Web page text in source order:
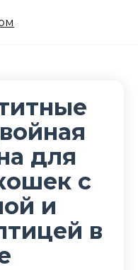
для
с
и
в